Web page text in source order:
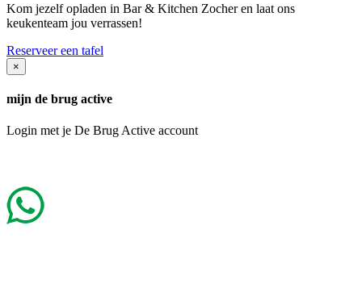
Kom jezelf opladen in Bar & Kitchen Zocher en laat ons
keukenteam jou verrassen!
Reserveer een tafel
×
mijn de brug active
Login met je De Brug Active account